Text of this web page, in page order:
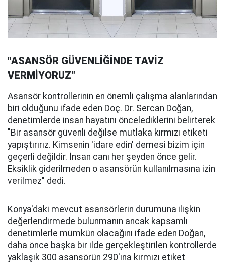
"ASANSÖR GÜVENLİĞİNDE TAVİZ
VERMİYORUZ"
Asansör kontrollerinin en önemli çalışma alanlarından
biri olduğunu ifade eden Doç. Dr. Sercan Doğan,
denetimlerde insan hayatını öncelediklerini belirterek
"Bir asansör güvenli değilse mutlaka kırmızı etiketi
yapıştırırız. Kimsenin 'idare edin' demesi bizim için
geçerli değildir. İnsan canı her şeyden önce gelir.
Eksiklik giderilmeden o asansörün kullanılmasına izin
verilmez" dedi.
Konya'daki mevcut asansörlerin durumuna ilişkin
değerlendirmede bulunmanın ancak kapsamlı
denetimlerle mümkün olacağını ifade eden Doğan,
daha önce başka bir ilde gerçekleştirilen kontrollerde
yaklaşık 300 asansörün 290'ına kırmızı etiket